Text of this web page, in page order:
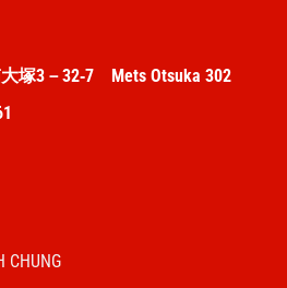
塚3－32‐7 Mets Otsuka 302
CHUNG